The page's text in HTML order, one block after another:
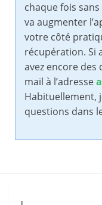
chaque fois
va augmenter
votre côté
récupération. Si
avez encore
mail à l’adresse
Habituellement,
questions dans